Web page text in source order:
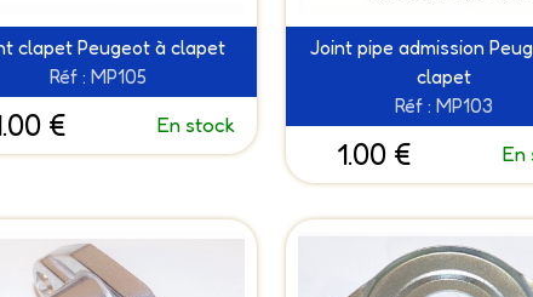
clapet Peugeot à clapet
Réf : MP105
€ En stock
Joint pipe admission
clapet
Réf : MP103
1.00 € En